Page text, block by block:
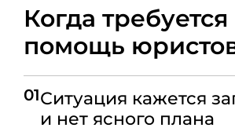
Когда требуется
помощь
01Ситуация кажется
и нет ясного плана